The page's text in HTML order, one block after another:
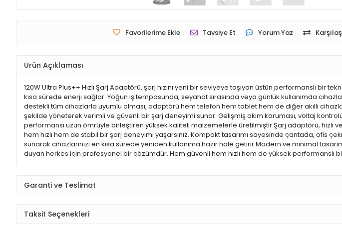
Favorilerime Ekle Tavsiye Et Yorum Yaz
Ürün Açıklaması
120W Ultra Plus++ Hızlı Şarj Adaptörü, şarj hızını yeni bir seviyeye taşıyan üstün performanslı
kısa sürede enerji sağlar. Yoğun iş temposunda, seyahat sırasında veya günlük kullanımda
destekli tüm cihazlarla uyumlu olması, adaptörü hem telefon hem tablet hem de diğer akıllı
şekilde yöneterek verimli ve güvenli bir şarj deneyimi sunar. Gelişmiş akım koruması, voltaj
performansı uzun ömrüyle birleştiren yüksek kaliteli malzemelerle üretilmiştir.Şarj adaptörü,
hem hızlı hem de stabil bir şarj deneyimi yaşarsınız. Kompakt tasarımı sayesinde çantada, ofis
sunarak cihazlarınızı en kısa sürede yeniden kullanıma hazır hale getirir.Modern ve minimal
duyan herkes için profesyonel bir çözümdür. Hem güvenli hem hızlı hem de yüksek performanslı
Garanti ve Teslimat
Taksit Seçenekleri